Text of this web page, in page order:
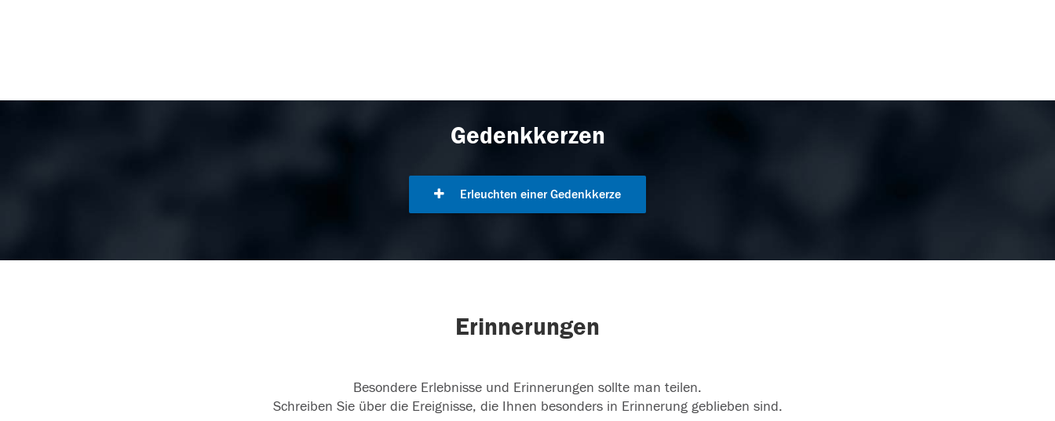
Gedenkkerzen
Erleuchten einer Gedenkkerze
Erinnerungen
Besondere Erlebnisse und Erinnerungen sollte man teilen.
Schreiben Sie über die Ereignisse, die Ihnen besonders in Erinnerung geblieben sind.